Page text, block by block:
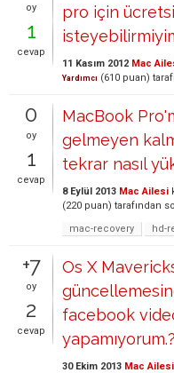
oy
1
cevap
pro için
11 Kasım 2012 Mac
Yardımcı (610 puan)
0
oy
1
cevap
MacBook
gelmeyen
tekrar nasıl
8 Eylül 2013 Mac Ailesi
(220 puan) tarafından
mac-recovery
hd-
+7
oy
2
cevap
Os X
facebook
30 Ekim 2013 Mac Ailesi